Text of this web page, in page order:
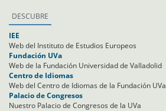
DESCUBRE
IEE
Web del Instituto de Estudios Europeos
Fundación UVa
Web de la Fundación Universidad de Valladolid
Centro de Idiomas
Web del Centro de Idiomas de la Fundación UVa
Palacio de Congresos
Nuestro Palacio de Congresos de la UVa